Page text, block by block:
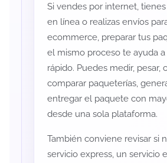
Si vendes por internet,
en línea o realizas envíos
ecommerce, preparar tus
el mismo proceso te ayuda a
rápido. Puedes medir, pesar,
comparar paqueterías,
entregar el paquete con
desde una sola plataforma.
También conviene revisar si
servicio express, un servicio